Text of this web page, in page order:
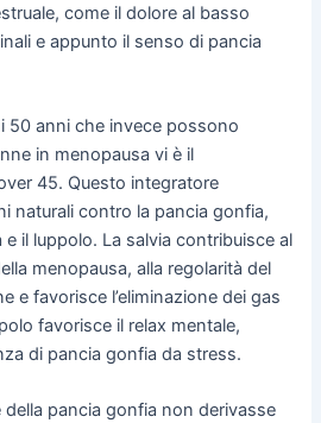
come il dolore al basso
e appunto il senso di pancia
50 anni che invece possono
in menopausa vi è il
45. Questo integratore
naturali contro la pancia gonfia,
e il luppolo. La salvia contribuisce al
menopausa, alla regolarità del
e favorisce l’eliminazione dei gas
favorisce il relax mentale,
di pancia gonfia da stress.
della pancia gonfia non derivasse